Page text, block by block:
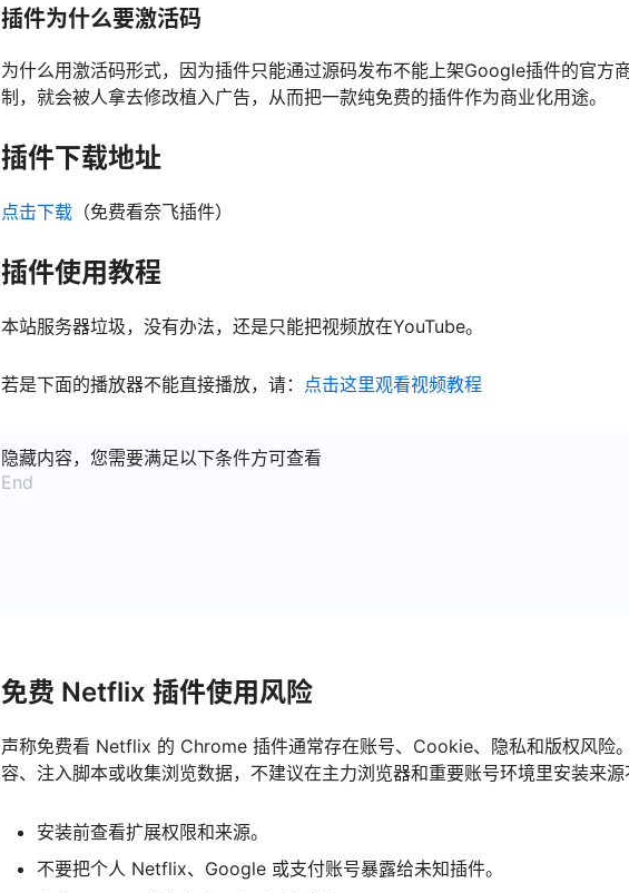
插件为什么要激活码
为什么用激活码形式，因为插件只能通过源码发布不能上架Google插件的官方
制，就会被人拿去修改植入广告，从而把一款纯免费的插件作为商业化用途。
插件下载地址
点击下载 （免费看奈飞插件）
插件使用教程
本站服务器垃圾，没有办法，还是只能把视频放在YouTube。
若是下面的播放器不能直接播放，请： 点击这里观看视频教程
隐藏内容，您需要满足以下条件方可查看
End
免费 Netflix 插件使用风险
声称免费看 Netflix 的 Chrome 插件通常存在账号、Cookie、隐私和版权风险
容、注入脚本或收集浏览数据，不建议在主力浏览器和重要账号环境里安装来源
安装前查看扩展权限和来源。
不要把个人 Netflix、Google 或支付账号暴露给未知插件。